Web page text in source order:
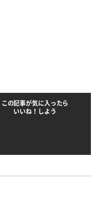
この記事が気に入ったら
いいね！しよう